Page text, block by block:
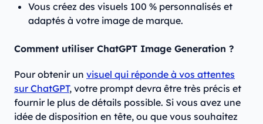
Vous créez des visuels 100 % personnalisés et
adaptés à votre image de marque.
Comment utiliser ChatGPT Image Generation ?
Pour obtenir un visuel qui réponde à vos attentes
sur ChatGPT, votre prompt devra être très précis et
fournir le plus de détails possible. Si vous avez une
idée de disposition en tête, ou que vous souhaitez